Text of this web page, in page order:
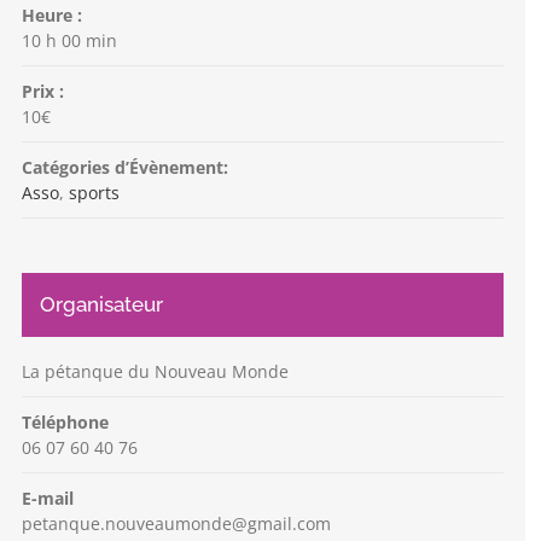
Heure :
10 h 00 min
Prix :
10€
Catégories d’Évènement:
Asso, sports
Organisateur
La pétanque du Nouveau Monde
Téléphone
06 07 60 40 76
E-mail
petanque.nouveaumonde@gmail.com